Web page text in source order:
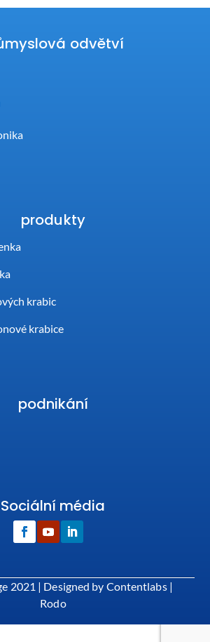
odvětví
produkty
krabic
krabice
podnikání
Sociální média
2021 | Designed by Contentlabs|
Rodo